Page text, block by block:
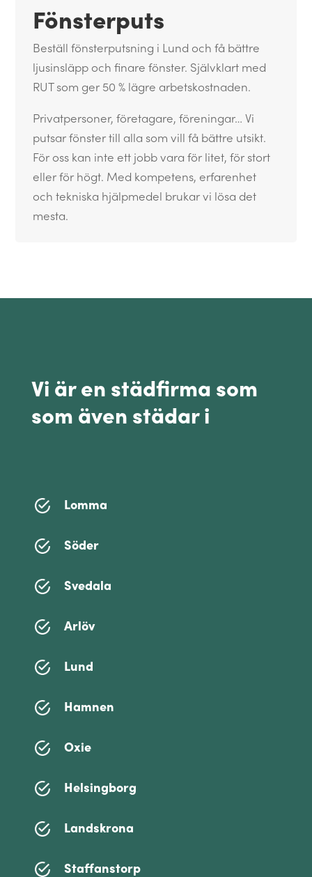
Fönsterputs
Beställ fönsterputsning i Lund och få bättre
ljusinsläpp och finare fönster. Självklart med
RUT som ger 50 % lägre arbetskostnaden.
Privatpersoner, företagare, föreningar… Vi
putsar fönster till alla som vill få bättre utsikt.
För oss kan inte ett jobb vara för litet, för stort
eller för högt. Med kompetens, erfarenhet
och tekniska hjälpmedel brukar vi lösa det
mesta.
Vi är en städfirma som
som även städar i
Lomma
Söder
Svedala
Arlöv
Lund
Hamnen
Oxie
Helsingborg
Landskrona
Staffanstorp